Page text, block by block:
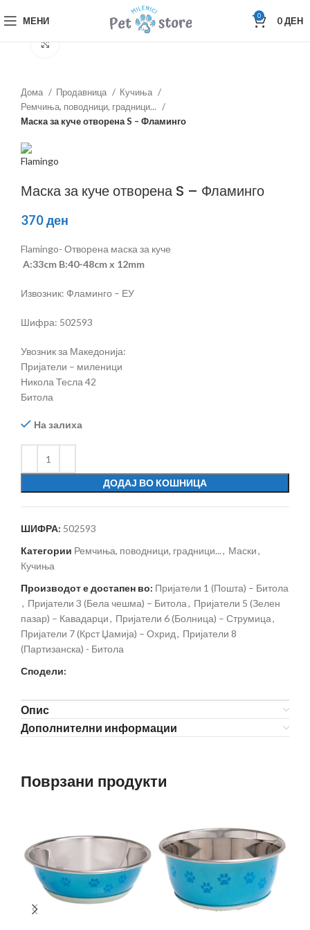
МЕНИ 0 0ДЕН
Дома Продавница
Кучиња
Ремчиња, поводници, градници...
Маска за куче отворена S – Фламинго
Маска за куче отворена S – Фламинго
370ден
Flamingo- Отворена маска за куче
A:33cm B:40-48cm x 12mm
Извозник: Фламинго – ЕУ
Шифра: 502593
Увозник за Македонија:
Пријатели – миленици
Никола Тесла 42
Битола
На залиха
ДОДАЈ ВО КОШНИЦА
ШИФРА: 502593
Категории Ремчиња, поводници, градници..., Маски,
Кучиња
Производот е достапен во: Пријатели 1 (Пошта) – Битола
, Пријатели 3 (Бела чешма) – Битола, Пријатели 5 (Зелен
пазар) – Кавадарци, Пријатели 6 (Болница) – Струмица,
Пријатели 7 (Крст Џамија) – Охрид, Пријатели 8
(Партизанска) - Битола
Сподели:
Опис
Дополнителни информации
Поврзани продукти